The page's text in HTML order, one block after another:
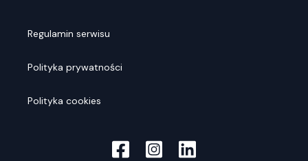
Regulamin serwisu
Polityka prywatności
Polityka cookies